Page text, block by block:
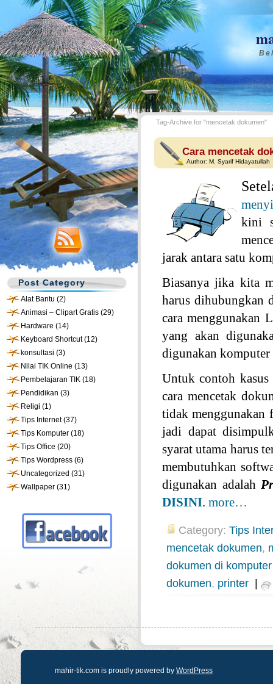
Post Category
Alat Bantu (2)
Animasi – Clipart Gratis (29)
Hardware (14)
Keyboard Shortcut(12)
konsultasi (3)
Nilai TIK Online (13)
Pembelajaran TIK (18)
Pendidikan (3)
Religi (1)
Tips Internet(37)
Tips Komputer (18)
Tips Office (20)
Tips Wordpress (6)
Uncategorized (31)
Wallpaper (31)
Tag-Archive for "mencetak dokumen"
Cara mencetak
Author: M. Syarif Hidayatullah
kini
jarak antara satu
Biasanya jika kita
harus dihubungkan
cara menggunakan
yang akan
digunakan
Untuk contoh kasus
cara mencetak
tidak menggunakan
jadi dapat
syarat utama harus
membutuhkan
digunakan adalah
DISINI. more…
Category: Tips
mencetak dokumen,
dokumen di
dokumen, printer
mahir-tik.com is proudly powered by WordPress